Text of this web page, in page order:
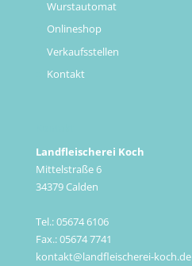
Wurstautomat
Onlineshop
Verkaufsstellen
Kontakt
Landfleischerei Koch
Mittelstraße 6
34379 Calden
Tel.: 05674 6106
Fax.: 05674 7741
kontakt@landfleischerei-koch.de